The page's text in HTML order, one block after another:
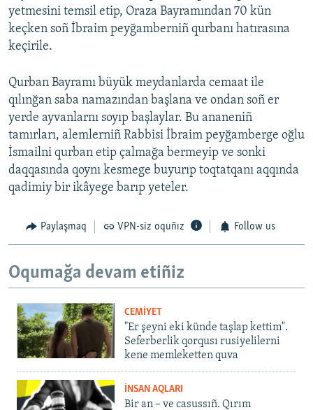
yetmesini temsil etip, Oraza Bayramından 70 kün
keçken soñ İbraim peyğamberniñ qurbanı hatırasına
keçirile.
Qurban Bayramı büyük meydanlarda cemaat ile
qılınğan saba namazından başlana ve ondan soñ er
yerde ayvanlarnı soyıp başlaylar. Bu ananeniñ
tamırları, alemlerniñ Rabbisi İbraim peyğamberge oğlu
İsmailni qurban etip çalmağa bermeyip ve sonki
daqqasında qoynı kesmege buyurıp toqtatqanı aqqında
qadimiy bir ikâyege barıp yeteler.
Paylaşmaq VPN-siz oquñız Follow us
Oqumağa devam etiñiz
CEMİYET
"Er şeyni eki künde taşlap kettim".
Seferberlik qorqusı rusiyelilerni
kene memleketten quva
İNSAN AQLARI
Bir an – ve casussıñ. Qırım